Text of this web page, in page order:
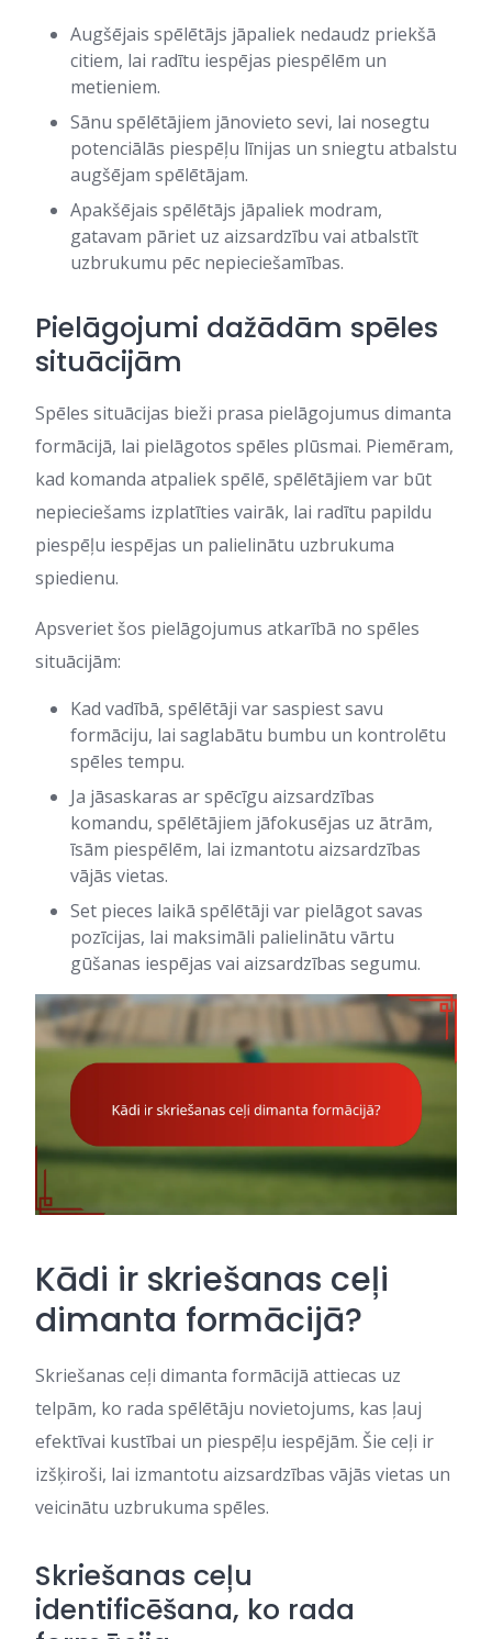
Augšējais spēlētājs jāpaliek nedaudz priekšā
citiem, lai radītu iespējas piespēlēm un
metieniem.
Sānu spēlētājiem jānovieto sevi, lai nosegtu
potenciālās piespēļu līnijas un sniegtu atbalstu
augšējam spēlētājam.
Apakšējais spēlētājs jāpaliek modram,
gatavam pāriet uz aizsardzību vai atbalstīt
uzbrukumu pēc nepieciešamības.
Pielāgojumi dažādām spēles
situācijām
Spēles situācijas bieži prasa pielāgojumus dimanta
formācijā, lai pielāgotos spēles plūsmai. Piemēram,
kad komanda atpaliek spēlē, spēlētājiem var būt
nepieciešams izplatīties vairāk, lai radītu papildu
piespēļu iespējas un palielinātu uzbrukuma
spiedienu.
Apsveriet šos pielāgojumus atkarībā no spēles
situācijām:
Kad vadībā, spēlētāji var saspiest savu
formāciju, lai saglabātu bumbu un kontrolētu
spēles tempu.
Ja jāsaskaras ar spēcīgu aizsardzības
komandu, spēlētājiem jāfokusējas uz ātrām,
īsām piespēlēm, lai izmantotu aizsardzības
vājās vietas.
Set pieces laikā spēlētāji var pielāgot savas
pozīcijas, lai maksimāli palielinātu vārtu
gūšanas iespējas vai aizsardzības segumu.
Kādi ir skriešanas ceļi
dimanta formācijā?
Skriešanas ceļi dimanta formācijā attiecas uz
telpām, ko rada spēlētāju novietojums, kas ļauj
efektīvai kustībai un piespēļu iespējām. Šie ceļi ir
izšķiroši, lai izmantotu aizsardzības vājās vietas un
veicinātu uzbrukuma spēles.
Skriešanas ceļu
identificēšana, ko rada